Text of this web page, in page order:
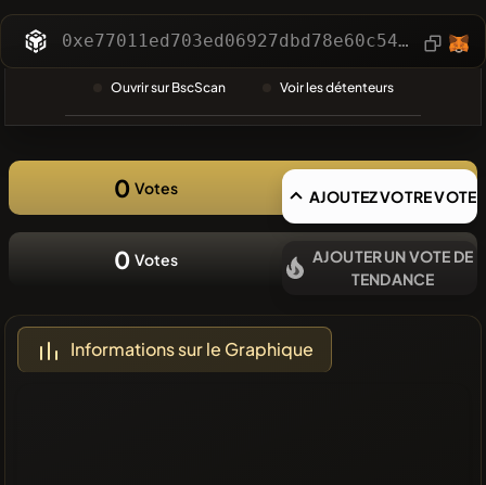
🔎
RÉCENTE
❌Aucune
récente
0xe77011ed703ed06927dbd78e60c549bababf913e
Ouvrir sur BscScan Voir les détenteurs
0 Votes AJOUTEZ VOTRE VOTE
0 Votes
AJOUTER UN VOTE DE
TENDANCE
Informations sur le Graphique